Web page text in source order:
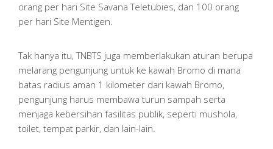
orang per hari Site Savana Teletubies, dan 100 orang
per hari Site Mentigen.
Tak hanya itu, TNBTS juga memberlakukan aturan berupa
melarang pengunjung untuk ke kawah Bromo di mana
batas radius aman 1 kilometer dari kawah Bromo,
pengunjung harus membawa turun sampah serta
menjaga kebersihan fasilitas publik, seperti mushola,
toilet, tempat parkir, dan lain-lain.